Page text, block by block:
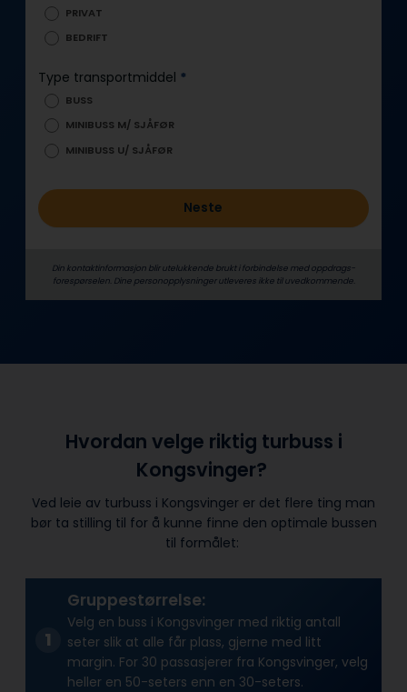
o
d
PRIVAT
BEDRIFT
Type transportmiddel *
BUSS
MINIBUSS M/ SJÅFØR
MINIBUSS U/ SJÅFØR
Neste
Din kontaktinformasjon blir utelukkende brukt i forbindelse med oppdrags­
forespørselen. Dine person­­opplysninger utleveres ikke til uvedkommende.
Hvordan velge riktig turbuss i
Kongsvinger?
Ved leie av turbuss i Kongsvinger er det flere ting man
bør ta stilling til for å kunne finne den optimale bussen
til formålet:
Gruppestørrelse:
Velg en buss i Kongsvinger med riktig antall
seter slik at alle får plass, gjerne med litt
margin. For 30 passasjerer fra Kongsvinger, velg
heller en 50-seters enn en 30-seters.